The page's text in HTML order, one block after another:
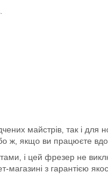
майстрів, так і
ж, якщо ви працюєте
і цей фрезер не
з гарантією